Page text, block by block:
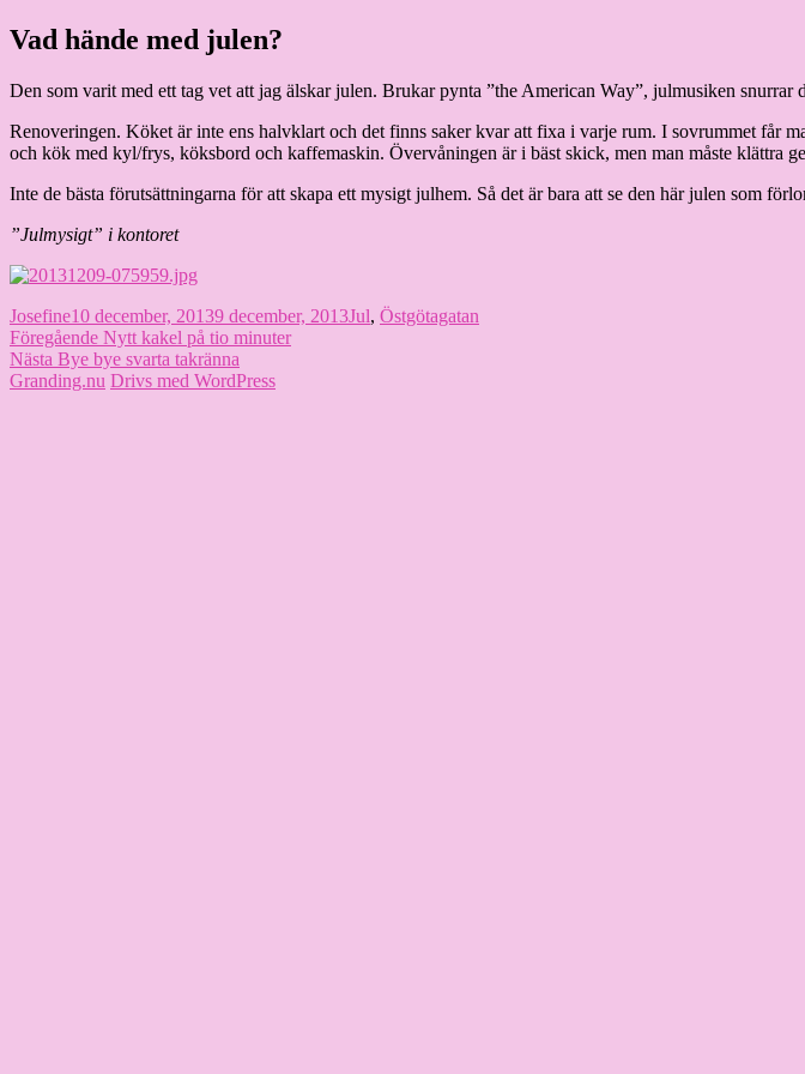
Hoppa
till
Granding.nu
Vad hände med julen?
Den som varit med ett tag vet att jag älskar julen. Brukar pynta ”the American Way”, julmusiken
Renoveringen. Köket är inte ens halvklart och det finns saker kvar att fixa i varje rum. I sovrummet får
och kök med kyl/frys, köksbord och kaffemaskin. Övervåningen är i bäst skick, men man måste klättra
Inte de bästa förutsättningarna för att skapa ett mysigt julhem. Så det är bara att se den här julen som
”Julmysigt” i kontoret
Författare
JosefinePublicerat
den
10 december, 20139 december, 2013Kategorier
Jul, Östgötagatan
Inläggsnavigering
Föregående Föregående
inlägg:
Nytt kakel på tio minuter
Nästa Nästa
inlägg:
Bye bye svarta takränna
Granding.nu Drivs med WordPress